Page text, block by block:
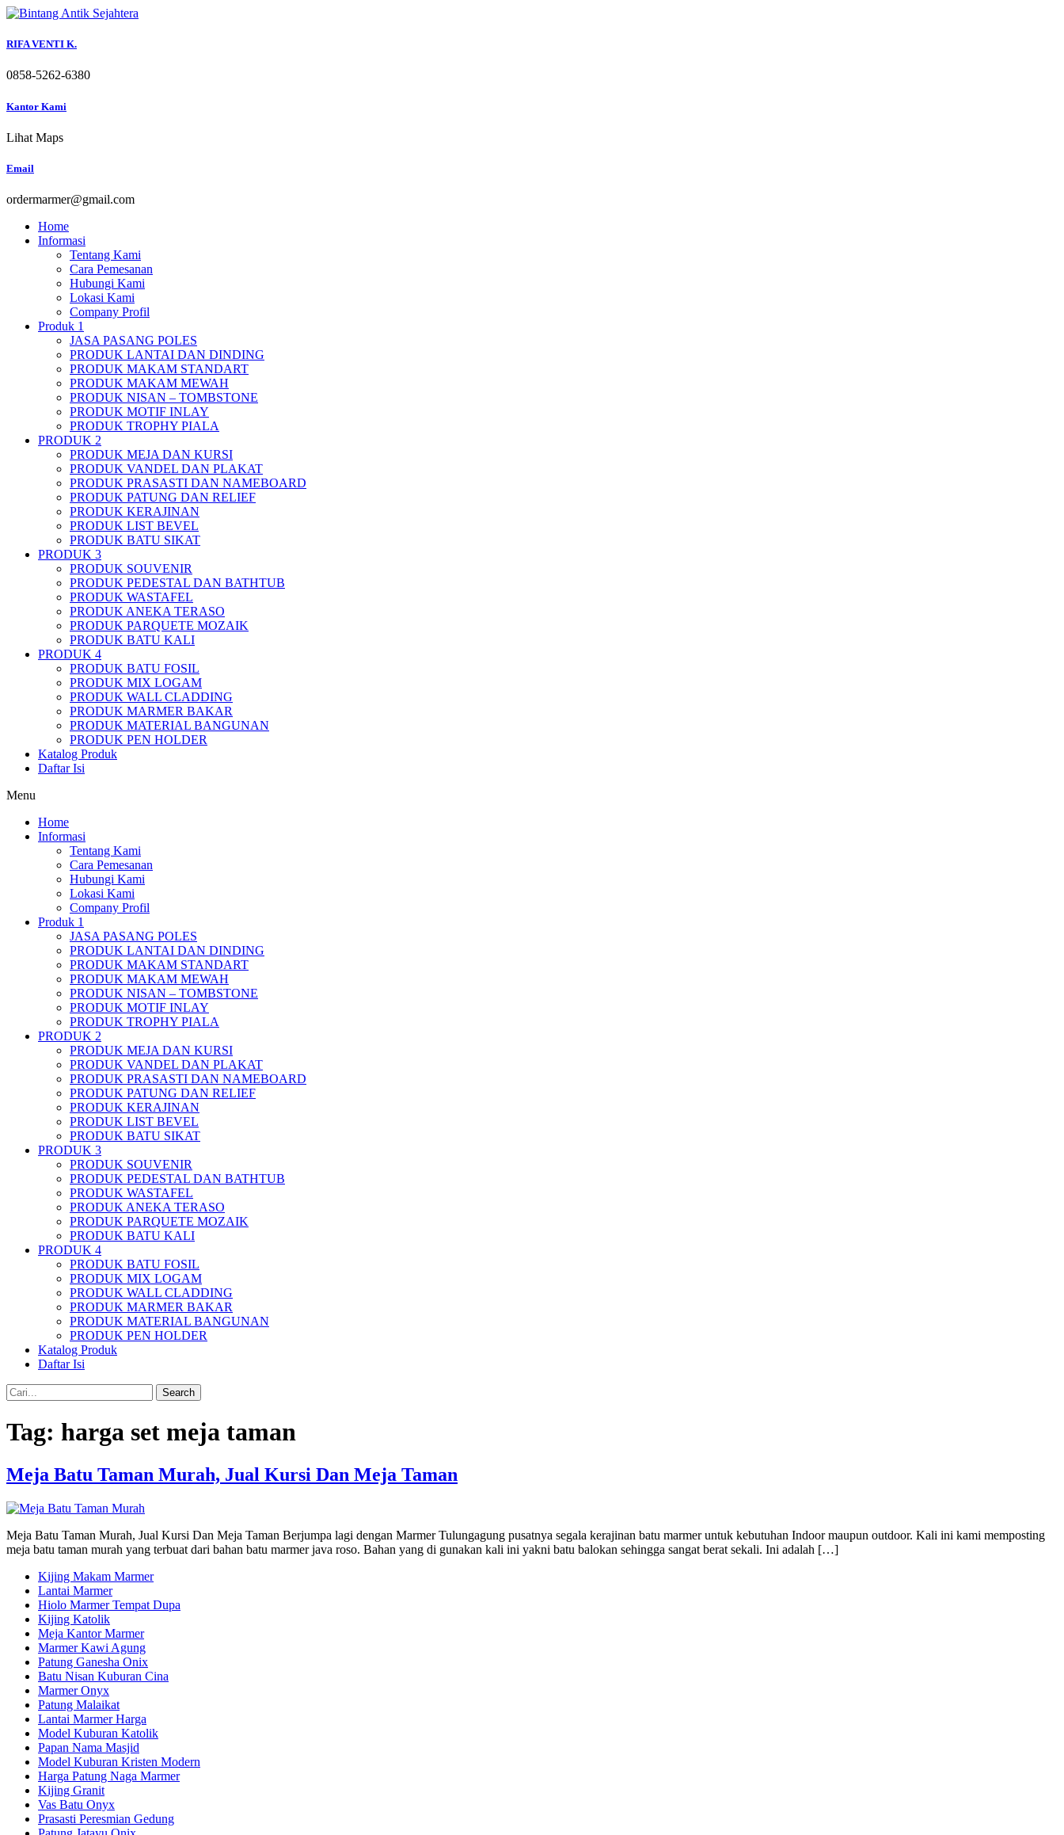
Skip
content
RIFA VENTI K.
0858-5262-6380
Kantor Kami
Lihat Maps
Email
ordermarmer@gmail.com
Home
Informasi
Tentang Kami
Cara Pemesanan
Hubungi Kami
Lokasi Kami
Company Profil
Produk 1
JASA PASANG POLES
PRODUK LANTAI DAN DINDING
PRODUK MAKAM STANDART
PRODUK MAKAM MEWAH
PRODUK NISAN – TOMBSTONE
PRODUK MOTIF INLAY
PRODUK TROPHY PIALA
PRODUK 2
PRODUK MEJA DAN KURSI
PRODUK VANDEL DAN PLAKAT
PRODUK PRASASTI DAN NAMEBOARD
PRODUK PATUNG DAN RELIEF
PRODUK KERAJINAN
PRODUK LIST BEVEL
PRODUK BATU SIKAT
PRODUK 3
PRODUK SOUVENIR
PRODUK PEDESTAL DAN BATHTUB
PRODUK WASTAFEL
PRODUK ANEKA TERASO
PRODUK PARQUETE MOZAIK
PRODUK BATU KALI
PRODUK 4
PRODUK BATU FOSIL
PRODUK MIX LOGAM
PRODUK WALL CLADDING
PRODUK MARMER BAKAR
PRODUK MATERIAL BANGUNAN
PRODUK PEN HOLDER
Katalog Produk
Daftar Isi
Menu
Home
Informasi
Tentang Kami
Cara Pemesanan
Hubungi Kami
Lokasi Kami
Company Profil
Produk 1
JASA PASANG POLES
PRODUK LANTAI DAN DINDING
PRODUK MAKAM STANDART
PRODUK MAKAM MEWAH
PRODUK NISAN – TOMBSTONE
PRODUK MOTIF INLAY
PRODUK TROPHY PIALA
PRODUK 2
PRODUK MEJA DAN KURSI
PRODUK VANDEL DAN PLAKAT
PRODUK PRASASTI DAN NAMEBOARD
PRODUK PATUNG DAN RELIEF
PRODUK KERAJINAN
PRODUK LIST BEVEL
PRODUK BATU SIKAT
PRODUK 3
PRODUK SOUVENIR
PRODUK PEDESTAL DAN BATHTUB
PRODUK WASTAFEL
PRODUK ANEKA TERASO
PRODUK PARQUETE MOZAIK
PRODUK BATU KALI
PRODUK 4
PRODUK BATU FOSIL
PRODUK MIX LOGAM
PRODUK WALL CLADDING
PRODUK MARMER BAKAR
PRODUK MATERIAL BANGUNAN
PRODUK PEN HOLDER
Katalog Produk
Daftar Isi
Search
Tag: harga set meja taman
Meja Batu Taman Murah, Jual Kursi Dan Meja Taman
Meja Batu Taman Murah, Jual Kursi Dan Meja Taman Berjumpa lagi dengan Marmer Tulungagung pusatnya segala kerajinan batu marmer untuk kebutuhan Indoor maupun outdoor. Kali ini kami memposting
meja batu taman murah yang terbuat dari bahan batu marmer java roso. Bahan yang di gunakan kali ini yakni batu balokan sehingga sangat berat sekali. Ini adalah […]
Kijing Makam Marmer
Lantai Marmer
Hiolo Marmer Tempat Dupa
Kijing Katolik
Meja Kantor Marmer
Marmer Kawi Agung
Patung Ganesha Onix
Batu Nisan Kuburan Cina
Marmer Onyx
Patung Malaikat
Lantai Marmer Harga
Model Kuburan Katolik
Papan Nama Masjid
Model Kuburan Kristen Modern
Harga Patung Naga Marmer
Kijing Granit
Vas Batu Onyx
Prasasti Peresmian Gedung